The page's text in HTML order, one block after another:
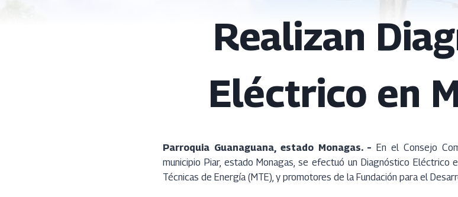
Realizan
Eléctrico en
Parroquia Guanaguana, estado Monagas. – En el Consejo
municipio Piar, estado Monagas, se efectuó un Diagnóstico Eléctrico
Técnicas de Energía (MTE), y promotores de la Fundación para el